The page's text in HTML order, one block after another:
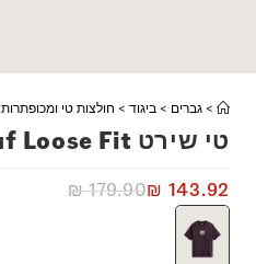
> גברים > ביגוד > חולצות טי ומכופתרות
טי שירט Vans Mouf Loose Fit
₪179.90₪ 143.92